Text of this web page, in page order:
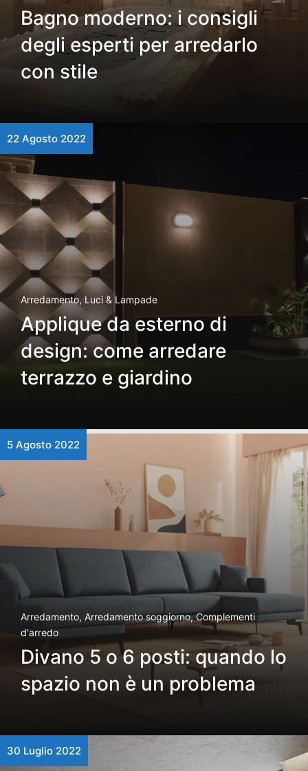
Bagno moderno: i consigli
degli esperti per arredarlo
con stile
22 Agosto 2022
Arredamento, Luci & Lampade
Applique da esterno di
design: come arredare
terrazzo e giardino
5 Agosto 2022
Arredamento, Arredamento soggiorno,Complementi
d'arredo
Divano 5 o 6 posti: quando lo
spazio non è un problema
30 Luglio 2022